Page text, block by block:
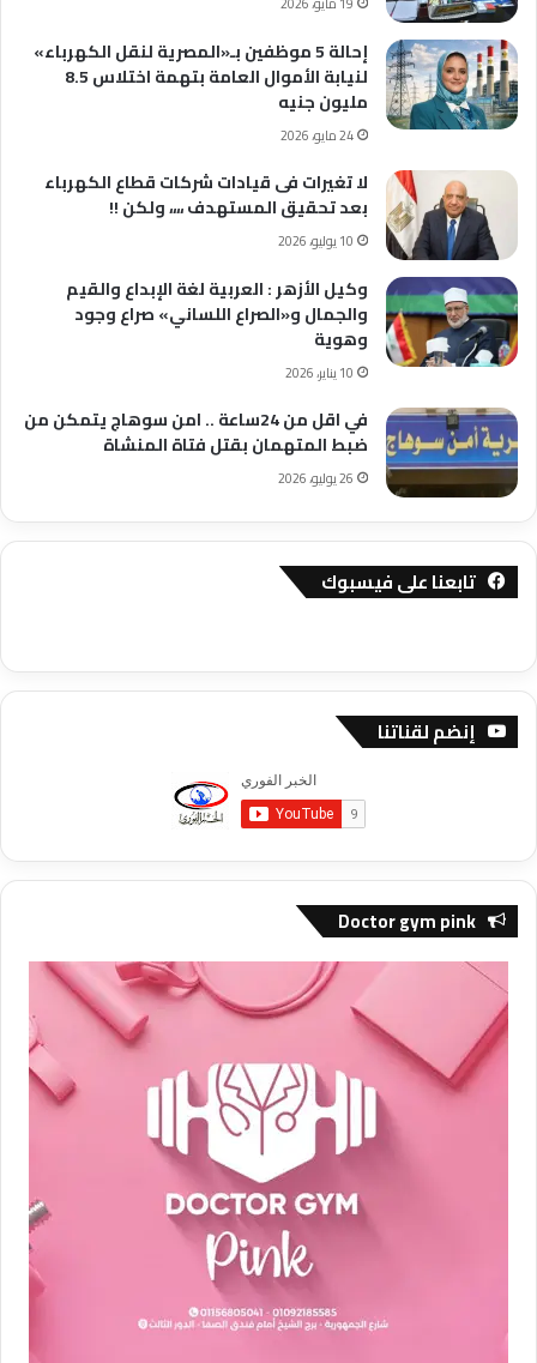
إحالة 5 موظفين بـ«المصرية لنقل الكهرباء»
لنيابة الأموال العامة بتهمة اختلاس 8.5
مليون جنيه
24 مايو، 2026
لا تغيرات فى قيادات شركات قطاع الكهرباء
بعد تحقيق المستهدف ،،،، ولكن !!
10 يوليو، 2026
وكيل الأزهر : العربية لغة الإبداع والقيم
والجمال و«الصراع اللساني» صراع وجود
وهوية
10 يناير، 2026
في اقل من 24ساعة .. امن سوهاج يتمكن من
ضبط المتهمان بقتل فتاة المنشاة
26 يوليو، 2026
تابعنا على فيسبوك
إنضم لقناتنا
Doctor gym pink